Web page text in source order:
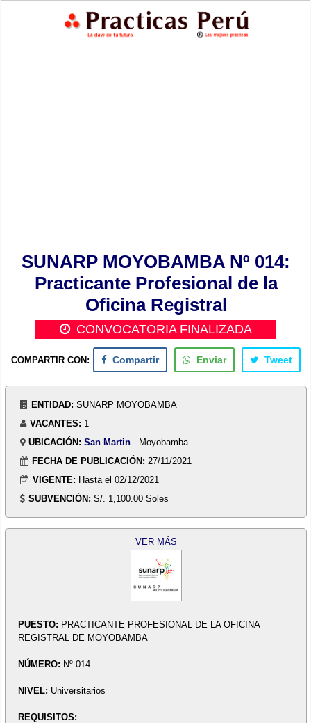
SUNARP MOYOBAMBA Nº 014:
Practicante Profesional de la
Oficina Registral
CONVOCATORIA FINALIZADA
COMPARTIR CON: Compartir Enviar Tweet
ENTIDAD: SUNARP MOYOBAMBA
VACANTES: 1
UBICACIÓN: San Martin - Moyobamba
FECHA DE PUBLICACIÓN: 27/11/2021
VIGENTE: Hasta el 02/12/2021
SUBVENCIÓN: S/. 1,100.00 Soles
VER MÁS
PUESTO: PRACTICANTE PROFESIONAL DE LA OFICINA
REGISTRAL DE MOYOBAMBA
NÚMERO: Nº 014
NIVEL: Universitarios
REQUISITOS: